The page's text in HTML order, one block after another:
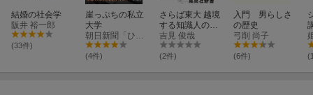
結婚の社会学
阪井 裕一郎
(33件)
崖っぷちの私立
大学
朝日新聞「ひらく日本の大学」取材
(4件)
さらば東大 越境
する知識人の半
世紀
吉見 俊哉
(2件)
入門 男らしさ
の歴史
弓削 尚子
(6件)